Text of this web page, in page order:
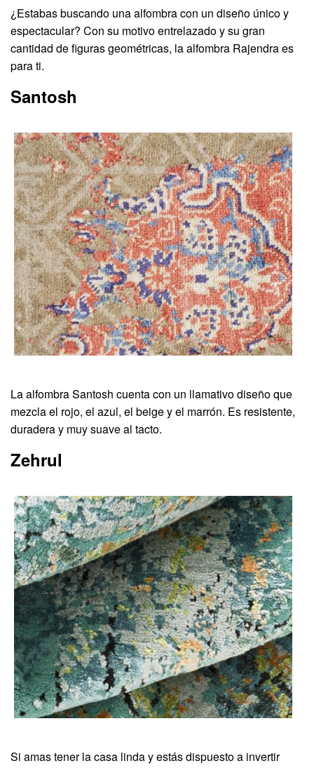
¿Estabas buscando una alfombra con un diseño único y
espectacular? Con su motivo entrelazado y su gran
cantidad de figuras geométricas, la alfombra Rajendra es
para ti.
Santosh
La alfombra Santosh cuenta con un llamativo diseño que
mezcla el rojo, el azul, el beige y el marrón. Es resistente,
duradera y muy suave al tacto.
Zehrul
Si amas tener la casa linda y estás dispuesto a invertir